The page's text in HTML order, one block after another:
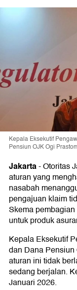
Kepala Eksekutif
Pensiun OJK Ogi
Jakarta-Otoritas
aturan yang
nasabah
pengajuan klaim
Skema
untuk produk
Kepala Eksekutif
dan Dana
aturan ini tidak
sedang berjalan.
Januari 2026.